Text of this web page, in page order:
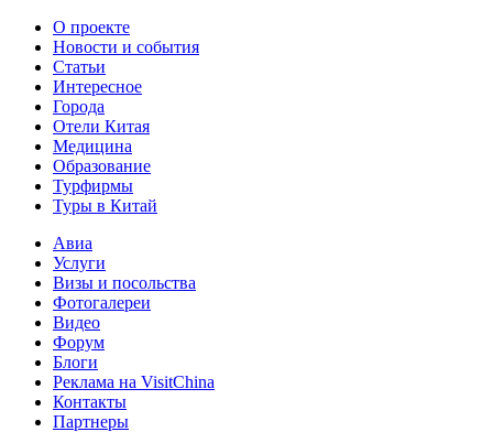
О проекте
Новости и события
Статьи
Интересное
Города
Отели Китая
Медицина
Образование
Турфирмы
Туры в Китай
Авиа
Услуги
Визы и посольства
Фотогалереи
Видео
Форум
Блоги
Реклама на VisitChina
Контакты
Партнеры